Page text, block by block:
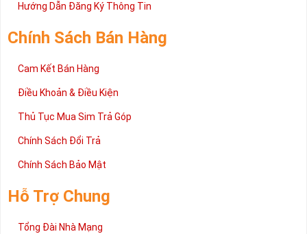
2 đang được rất nhiều khách hàng tin tưởng lựa chọn trên thị
cấp trong bài viết này sẽ giúp bạn hiểu rõ ý nghĩa và các bước đặt
mua sim số tại Sim Tiền Giang nhanh chóng nhất.
Chúc quý khách tìm được chiếc sim Tứ quý 2 như ý!
Hướng Dẫn Đăng Ký Thông Tin
Chính Sách Bán Hàng
Cam Kết Bán Hàng
Điều Khoản & Điều Kiện
Thủ Tục Mua Sim Trả Góp
Chính Sách Đổi Trả
Chính Sách Bảo Mật
Hỗ Trợ Chung
Tổng Đài Nhà Mạng